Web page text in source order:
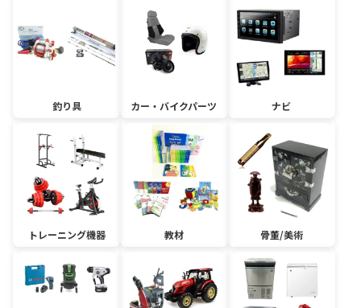
釣り具 カー・バイクパーツ ナビ
トレーニング機器 教材 骨董/美術